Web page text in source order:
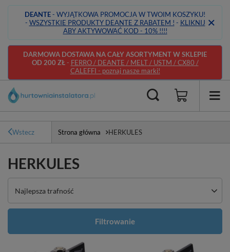
DEANTE- WYJĄTKOWA PROMOCJA W TWOIM KOSZYKU!
- WSZYSTKIE PRODUKTY DEANTE Z RABATEM ! - KLIKNIJ
ABY AKTYWOWAĆ KOD - 10% !!!!
DARMOWA DOSTAWA NA CAŁY ASORTYMENT W SKLEPIE
OD 200 ZŁ- FERRO / DEANTE / MELT / USTM / CX80 /
CALEFFI - poznaj nasze marki!
Wstecz Strona główna HERKULES
HERKULES
Zmień sortowanie
Najlepsza trafność
Filtrowanie